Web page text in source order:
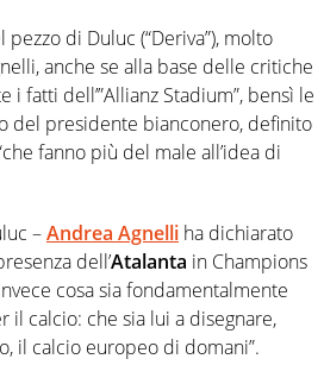
di Duluc (“Deriva”), molto
anche se alla base delle critiche
fatti dell’”Allianz Stadium”, bensì le
del presidente bianconero, definito
fanno più del male all’idea di
–Andrea Agnelli ha dichiarato
dell’Atalanta in Champions
cosa sia fondamentalmente
il calcio: che sia lui a disegnare,
il calcio europeo di domani”.